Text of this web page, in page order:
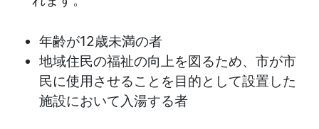
年齢が12歳未満の者
地域住民の福祉の向上を図るため、市が市
民に使用させることを目的として設置した
施設において入湯する者